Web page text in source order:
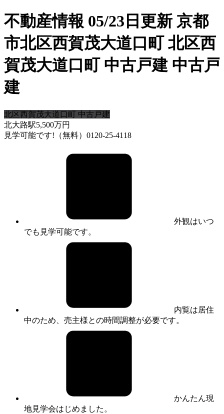
不動産情報 05/23日更新 京都
市北区西賀茂大道口町 北区西
賀茂大道口町 中古戸建 中古戸
建
北区西賀茂大道口町 中古戸建
北大路駅5,500万円
見学可能です!（無料）0120-25-4118
外観はいつ
でも見学可能です。
内覧は居住
中のため、売主様との時間調整が必要です。
かんたん現
地見学会はじめました。